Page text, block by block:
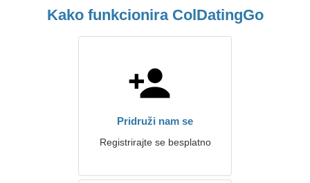
Kako funkcionira ColDatingGo
Pridruži nam se
Registrirajte se besplatno